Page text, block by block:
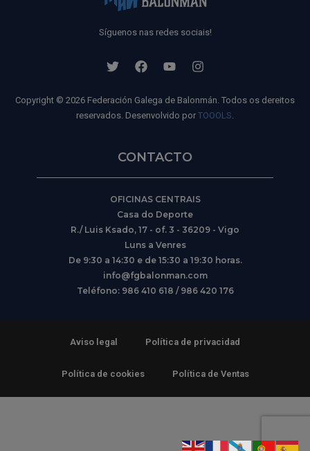
Síguenos nas redes sociais!
Copyright © 2026 Federación Galega de Balonmán. Todos os dereitos
reservados. Desenvolvido por TOOOLS
CONTACTO
OFICINAS CENTRAIS
Casa do Deporte
R./ Luis Ksado, 17 - of. 3 - 36209 - Vigo
Luns a Venres
De 9:30 a 14:30 e de 15:30 a 19:30 horas.
info@fgbalonman.com
Teléfono: 986 410 618 / 986 420 176
Aviso legal Política de privacidad
Política de cookies Política de Ventas